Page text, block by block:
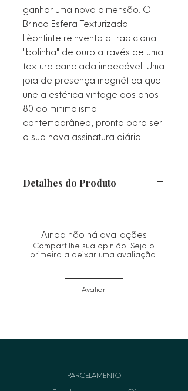
ganhar uma nova dimensão. O
Brinco Esfera Texturizada
Lèontinte reinventa a tradicional
"bolinha" de ouro através de uma
textura canelada impecável. Uma
joia de presença magnética que
une a estética vintage dos anos
80 ao minimalismo
contemporâneo, pronta para ser
a sua nova assinatura diária.
Detalhes do Produto
Design: Brinco fixo (stud) em formato
de esfera com textura
canelada/plissada (linhas verticais
Fechamento: Pino posicionado de
forma anatômica com tarraxa
borboleta, garantindo sustentação
tecnologia totalmente livre de
Ainda não há avaliações
Compartilhe sua opinião. Seja o
primeiro a deixar uma avaliação.
Avaliar
PARCELAMENTO